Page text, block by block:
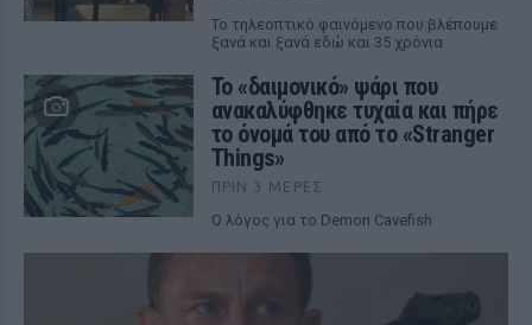
Το τηλεοπτικό φαινόμενο που βλέπουμε
ξανά και ξανά εδώ και 35 χρόνια
Το «δαιμονικό» ψάρι που
ανακαλύφθηκε τυχαία και πήρε
το όνομά του από το «Stranger
Things»
ΠΡΙΝ 3 ΜΈΡΕΣ
Ο λόγος για το Demon Cavefish